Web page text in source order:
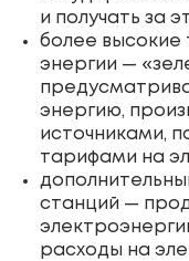
и получать за
более высокие
энергии —
энергию,
источниками,
тарифами на
станций —
расходы на